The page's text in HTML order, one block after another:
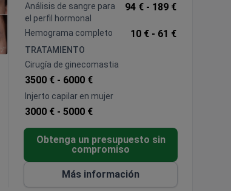
Análisis de sangre para
el perfil hormonal
94 € - 189 €
Hemograma completo 10 € - 61 €
TRATAMIENTO
Cirugía de ginecomastia
3500 € - 6000 €
Injerto capilar en mujer
3000 € - 5000 €
Obtenga un presupuesto sin
compromiso
Más información